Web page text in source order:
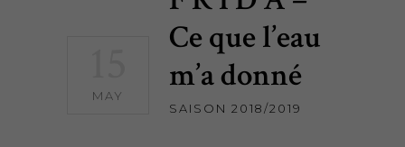
MAY
Ce que l’eau
m’a donné
SAISON 2018/2019